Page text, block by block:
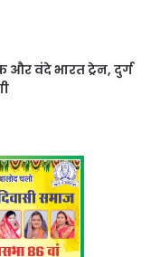
वंदे भारत ट्रेन, दुर्ग